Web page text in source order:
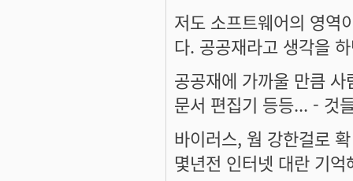
저도 소프트웨어의 영역
다. 공공재라고 생각을
공공재에 가까울 만큼
문서 편집기 등등... - 것
바이러스, 웜 강한걸로
몇년전 인터넷 대란 기억